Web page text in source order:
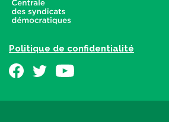
Politique de confidentialité